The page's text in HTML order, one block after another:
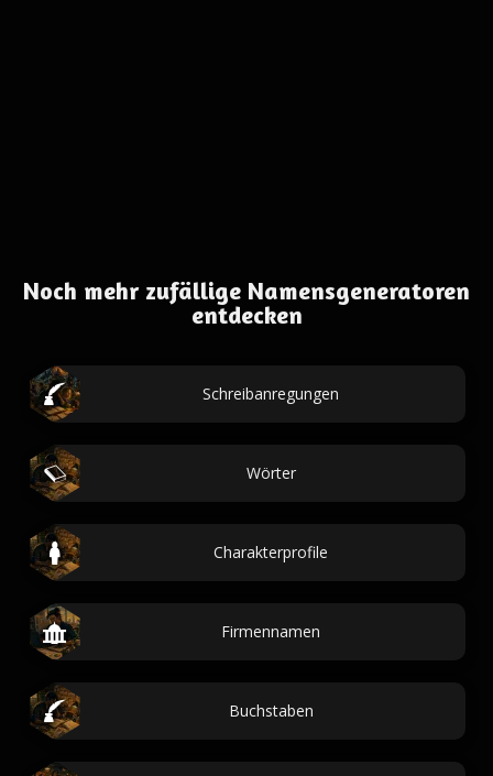
Noch mehr zufällige Namensgeneratoren
entdecken
Schreibanregungen
Wörter
Charakterprofile
Firmennamen
Buchstaben